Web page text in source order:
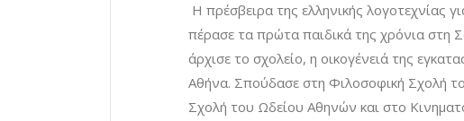
Η πρέσβειρα της ελληνικής λογοτεχνίας
πέρασε τα πρώτα παιδικά της χρόνια στη
άρχισε το σχολείο, η οικογένειά της
Αθήνα. Σπούδασε στη Φιλοσοφική Σχολή
Σχολή του Ωδείου Αθηνών και στο